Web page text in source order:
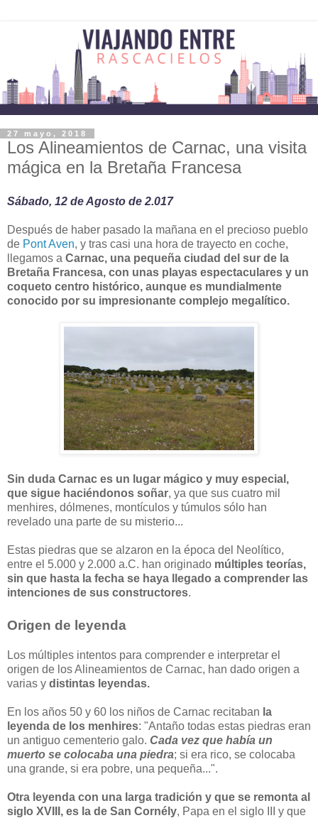
27 mayo, 2018
Los Alineamientos de Carnac, una visita
mágica en la Bretaña Francesa
Sábado, 12 de Agosto de 2.017
Después de haber pasado la mañana en el precioso pueblo
de Pont Aven, y tras casi una hora de trayecto en coche,
llegamos a Carnac, una pequeña ciudad del sur de la
Bretaña Francesa, con unas playas espectaculares y un
coqueto centro histórico, aunque es mundialmente
conocido por su impresionante complejo megalítico.
Sin duda Carnac es un lugar mágico y muy especial,
que sigue haciéndonos soñar, ya que sus cuatro mil
menhires, dólmenes, montículos y túmulos sólo han
revelado una parte de su misterio...
Estas piedras que se alzaron en la época del Neolítico,
entre el 5.000 y 2.000 a.C. han originado múltiples teorías,
sin que hasta la fecha se haya llegado a comprender las
intenciones de sus constructores.
Origen de leyenda
Los múltiples intentos para comprender e interpretar el
origen de los Alineamientos de Carnac, han dado origen a
varias y distintas leyendas.
En los años 50 y 60 los niños de Carnac recitaban la
leyenda de los menhires: "Antaño todas estas piedras eran
un antiguo cementerio galo. Cada vez que había un
muerto se colocaba una piedra; si era rico, se colocaba
una grande, si era pobre, una pequeña...".
Otra leyenda con una larga tradición y que se remonta al
siglo XVIII, es la de San Cornély, Papa en el siglo III y que